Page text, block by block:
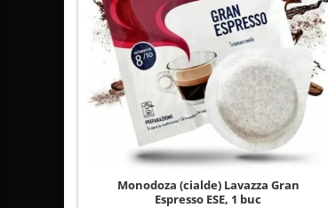
Monodoza (cialde) Lavazza Gran
Espresso ESE, 1 buc